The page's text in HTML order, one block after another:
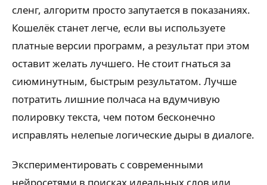
сленг, алгоритм просто запутается в показаниях.
Кошелёк станет легче, если вы используете
платные версии программ, а результат при этом
оставит желать лучшего. Не стоит гнаться за
сиюминутным, быстрым результатом. Лучше
потратить лишние полчаса на вдумчивую
полировку текста, чем потом бесконечно
исправлять нелепые логические дыры в диалоге.
Экспериментировать с современными